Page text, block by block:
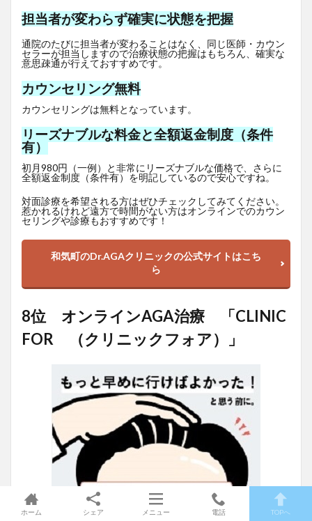
担当者が変わらず確実に状態を把握
通院のたびに担当者が変わることはなく、同じ医師・カウン
セラーが担当しますので治療状態の把握はもちろん、確実な
意思疎通が行えておすすめです。
カウンセリング無料
カウンセリングは無料となっています。
リーズナブルな料金と全額返金制度（条件
有）
初月980円（一例）と非常にリーズナブルな価格で、さらに
全額返金制度（条件有）を明記しているので安心ですね。
対面診療を希望される方はぜひチェックしてみてください。
惹かれるけれど遠方で時間がない方はオンラインでのカウン
セリングや診療もおすすめです！
和気町のDr.AGAクリニックの公式サイトはこち
ら
8位 オンラインAGA治療 「CLINIC
FOR （クリニックフォア）」
ホーム シェア メニュー 電話 TOPへ